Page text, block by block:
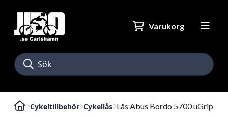
Varukorg
Cykeltillbehör Cykellås Lås Abus Bordo 5700 uGrip